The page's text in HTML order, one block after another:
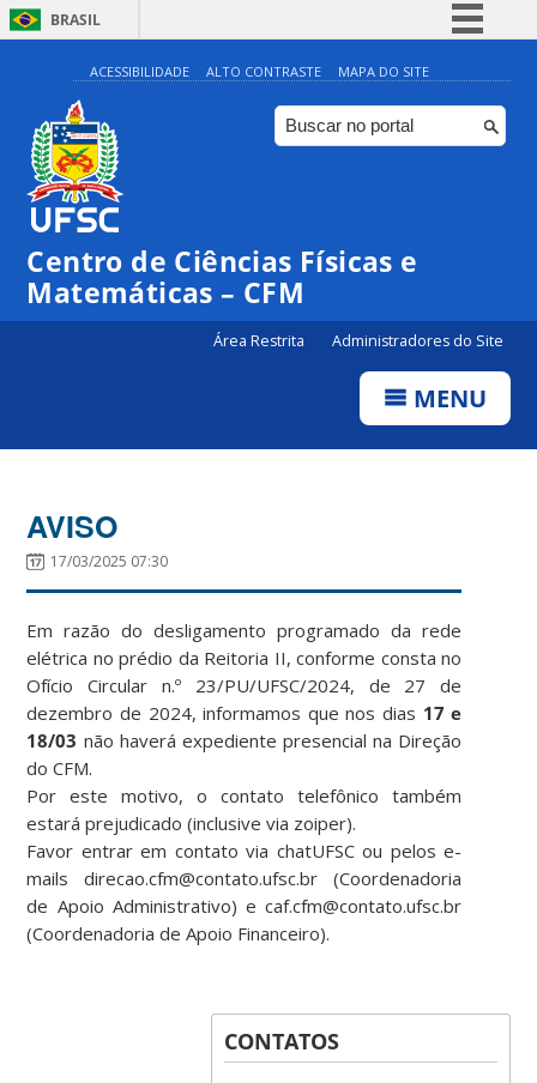
BRASIL
Simplifique!
Comunica BR
Participe
Canais
ACESSIBILIDADE ALTO CONTRASTE MAPA DO SITE
Centro de Ciências Físicas e
Matemáticas – CFM
Área Restrita Administradores do Site
MENU
AVISO
17/03/2025 07:30
Em razão do desligamento programado da rede
elétrica no prédio da Reitoria II, conforme consta no
Ofício Circular n.º 23/PU/UFSC/2024, de 27 de
dezembro de 2024, informamos que nos dias 17 e
18/03 não haverá expediente presencial na Direção
do CFM.
Por este motivo, o contato telefônico também
estará prejudicado (inclusive via zoiper).
Favor entrar em contato via chatUFSC ou pelos e-
mails direcao.cfm@contato.ufsc.br (Coordenadoria
de Apoio Administrativo) e caf.cfm@contato.ufsc.br
(Coordenadoria de Apoio Financeiro).
CONTATOS